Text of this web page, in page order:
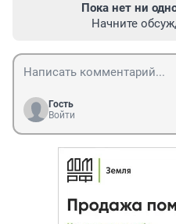
Пока нет ни
Начните
Гость
Войти